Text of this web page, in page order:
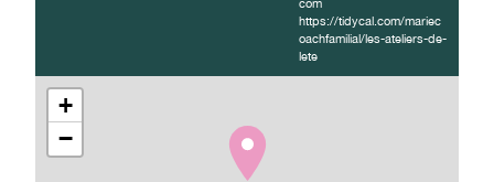
com
https://tidycal.com/mariec
oachfamilial/les-ateliers-de-
lete
+
−